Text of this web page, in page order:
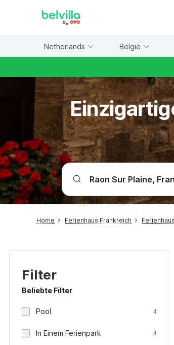
Netherlands België
Home Ferienhaus Frankreich
Filter
Beliebte Filter
Pool 4
In Einem Ferienpark 4